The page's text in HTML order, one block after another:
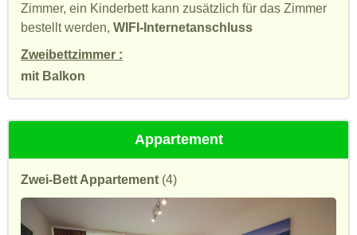
Zimmer, ein Kinderbett kann zusätzlich für das Zimmer
bestellt werden, WIFI-Internetanschluss
Zweibettzimmer :
mit Balkon
Appartement
Zwei-Bett Appartement (4)